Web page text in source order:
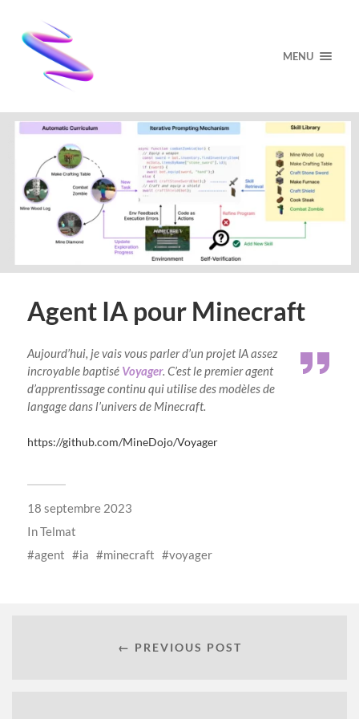
MENU
Agent IA pour Minecraft
Aujourd’hui, je vais vous parler d’un projet IA assez
incroyable baptisé Voyager. C’est le premier agent
d’apprentissage continu qui utilise des modèles de
langage dans l’univers de Minecraft.
https://github.com/MineDojo/Voyager
18 septembre 2023
InTelmat
agent
ia minecraft voyager
← PREVIOUS POST